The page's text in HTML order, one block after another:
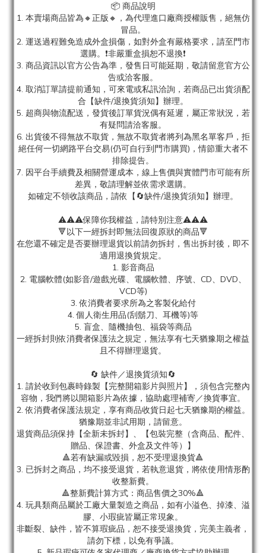
📦 商品說明
1. 本賣場商品皆為🔸正版🔸，為代理進口廠商授權販售，絕無仿
冒品。
2. 運送過程難免造成外盒損傷，如對外盒有嚴格要求，請至門市
選購。❗非嚴重盒損恕不退換❗
3. 商品資訊以官方公告為準，發售日可能延期，敬請留意官方公
告或洽客服。
4. 取消訂單請提前通知，可來電或私訊洽詢，若商品已出貨須配
合【缺件/退換貨須知】辦理。
5. 超商與物流配送，發貨後訂單貨況偶有延遲，屬正常狀況，若
有疑問請洽客服。
6. 出貨後不得無故不取貨，無故不取貨者將列為黑名單客戶，拒
絕任何一切網路平台交易(仍可自行到門市購買)，情節重大者不
排除提告。
7. 因平台手續費及相關營運成本，線上售價與實體門市可能有所
差異，敬請理解並依需求選購。
如確定不領收該商品，請依【🔄缺件/退換貨須知】辦理。
⚠️⚠️⚠️保障你我權益，請特別注意⚠️⚠️⚠️
🔻以下一經拆封即無法回復原狀的商品🔻
在您還不確定是否要辦理退貨以前請勿拆封，售出拆封後，即不
適用退換貨規定。
1. 影音商品
2. 電腦軟體(如影音/遊戲光碟、電腦軟體、序號、CD、DVD、
VCD等)
3. 依消費者要求所為之客製化給付
4. 個人衛生用品(刮鬍刀、耳機等)等
5. 盲盒、隨機抽包、福袋等商品
一經拆封則依消費者保護法之規定，無法享有七天猶豫期之權益
且不得辦理退貨。
🔄 缺件／退換貨須知🔄
1. 請於收到包裹時錄製【完整開箱影片與照片】，須包含完整內
容物，我們將以開箱影片為依據，協助處理補寄／換貨事宜。
2. 依消費者保護法規定，享有商品收貨日起七天猶豫期的權益。
猶豫期並非試用期，請留意。
退貨商品須保持【全新未拆封】、【包裝完整（含商品、配件、
贈品、保證書、外盒及文件等）】
🔺若有缺漏或毀損，恕不受理退換貨🔺
3. 已拆封之商品，均不接受退貨，若執意退貨，將依使用情形酌
收整新費。
🔺整新費計算方式：商品售價之30%🔺
4. 玩具類商品屬於工廠大量製造之商品，如有小溢色、掉漆、溢
膠、小瑕疵皆屬正常現象。
非斷裂、缺件，皆不算瑕疵品，恕不接受退換貨，完美主義者，
請勿下標，以免有爭議。